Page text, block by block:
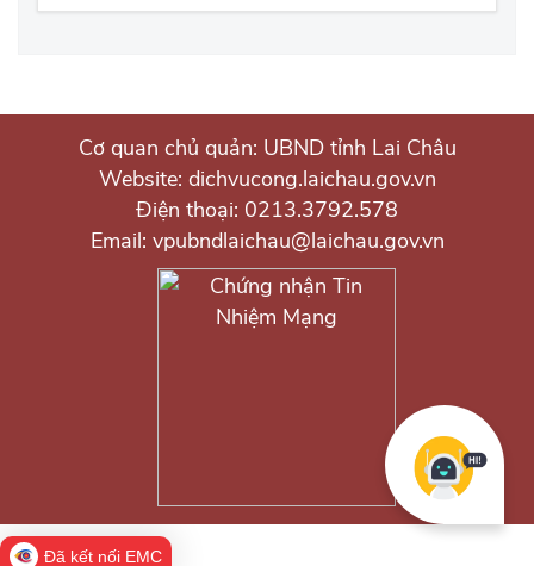
Cơ quan chủ quản: UBND tỉnh Lai Châu
Website: dichvucong.laichau.gov.vn
Điện thoại: 0213.3792.578
Email: vpubndlaichau@laichau.gov.vn
Đã kết nối EMC